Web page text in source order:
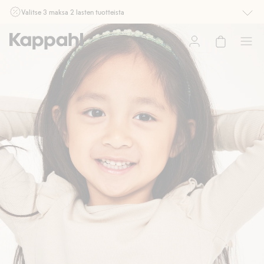
Valitse 3 maksa 2 lasten tuotteista
Ei Newbie. Ostaessasi 2 tuotetta tai enemmän. Voimassa 3-16.8. asti
myymälässä ja verkossa. Ei voi yhdistää muihin alennuksiin tai tarjouksiin.